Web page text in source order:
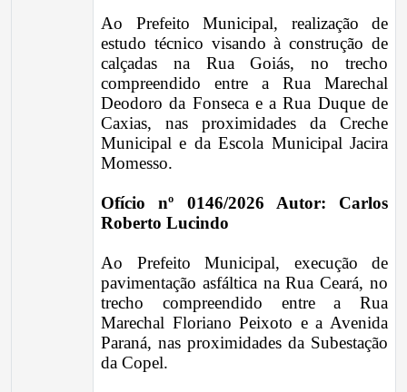
Ao Prefeito Municipal, realização de
estudo técnico visando à construção de
calçadas na Rua Goiás, no trecho
compreendido entre a Rua Marechal
Deodoro da Fonseca e a Rua Duque de
Caxias, nas proximidades da Creche
Municipal e da Escola Municipal Jacira
Momesso.
Ofício nº 0146/2026 Autor: Carlos
Roberto Lucindo
Ao Prefeito Municipal, execução de
pavimentação asfáltica na Rua Ceará, no
trecho compreendido entre a Rua
Marechal Floriano Peixoto e a Avenida
Paraná, nas proximidades da Subestação
da Copel.